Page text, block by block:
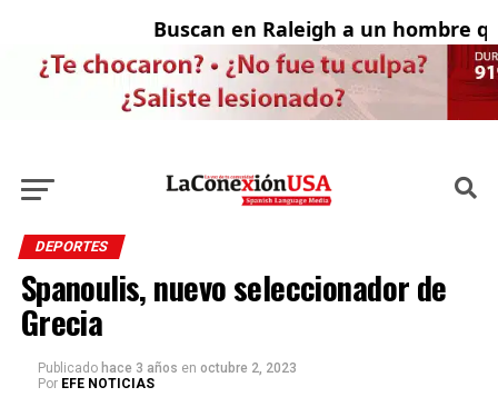
Buscan en Raleigh a un hombre
DEPORTES
Spanoulis, nuevo seleccionador de
Grecia
Publicado hace 3 años en octubre 2, 2023
Por EFE NOTICIAS